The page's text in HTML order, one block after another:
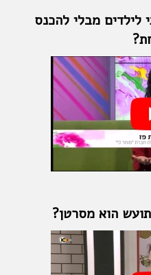
לילדים מבלי להכנס
הוא מסרטן?